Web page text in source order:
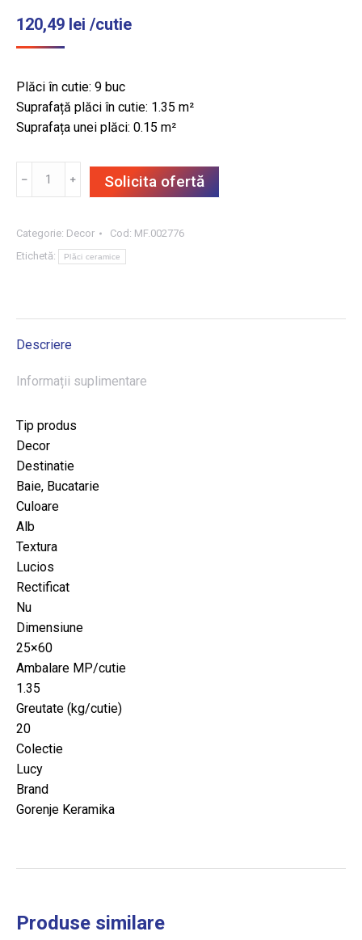
120,49 lei /cutie
Plăci în cutie: 9 buc
Suprafață plăci în cutie: 1.35 m²
Suprafața unei plăci: 0.15 m²
WHITE
DC
m²/CUT
﹣ ﹢ Solicita ofertă
Categorie: Decor Cod: MF.002776
Etichetă:
Plăci ceramice
Descriere
Informații suplimentare
Tip produs
Decor
Destinatie
Baie, Bucatarie
Culoare
Alb
Textura
Lucios
Rectificat
Nu
Dimensiune
25×60
Ambalare MP/cutie
1.35
Greutate (kg/cutie)
20
Colectie
Lucy
Brand
Gorenje Keramika
Produse similare